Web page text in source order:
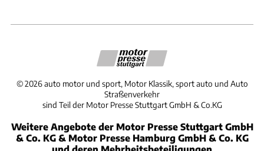
©2026 auto motor und sport, Motor Klassik, sport auto und Auto
Straßenverkehr
sind Teil der Motor Presse Stuttgart GmbH & Co.KG
Weitere Angebote der Motor Presse Stuttgart GmbH
& Co. KG & Motor Presse Hamburg GmbH & Co. KG